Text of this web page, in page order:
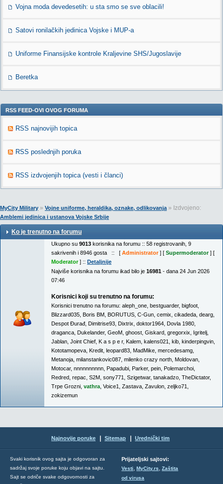
Vojna moda devedesetih: u sta smo se sve oblacili!
Satovi ronilačkih jedinica Vojske i MUP-a
Uniforme Finansijske kontrole Kraljevine SHS/Jugoslavije
Beretka
RSS FEED-OVI OVOG FORUMA
RSS najnovijih topica
RSS poslednjih poruka
RSS izdvojenjih topica (vesti i članci)
MyCity Military » Vojne uniforme, heraldika, oznake, odlikovanja» Izdvojeno:
Amblemi jedinica i ustanova Vojske Srbije
Ko je trenutno na forumu
Ukupno su 9013 korisnika na forumu :: 58 registrovanih, 9
sakrivenih i 8946 gosta :: [ Administrator] [ Supermoderator] [
Moderator] :: Detaljnije
Najviše korisnika na forumu ikad bilo je 16981 - dana 24 Jun 2026
07:46
Korisnici koji su trenutno na forumu:
Korisnici trenutno na forumu: aleph_one bestguarder, bigfoot
Blizzard035 Boris BM BORUTUS C-Gun cemix cikadeda dearg
Despot Đurađ Dimitrise93 Dixtrix doktor1964 Dovla 1980
draganca Dukelander, GeoM ghoost Giskard gregorxix Igritelj
Jablan Joint Chief K a s p e r, Kalem kalens021 kib kinderpingvin
Kototamopeva Kredit leopard83 MadMike mercedesamg
Metanoja milanstankovic087 milenko crazy north Moldovan
Motocar, nnnnnnnnnn Papadubi Parker, pein Polemarchoi
Redred repac S2M sony771 Szigetwar, tanakadzo TheDictator,
Trpe Grozni vathra Voice1 Zastava Zavulon zeljko71
zokizemun
Najnovije poruke Sitemap Urednički tim
Svaki korisnik ovog sajta je odgovoran za
sadržaj svoje poruke koju objavi na sajtu.
Sajt se odriče svake odgovornosti za
Prijateljski sajtovi:
Vesti, MyCity.rs, Zaštita
od virusa